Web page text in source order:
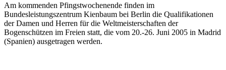
Am kommenden Pfingstwochenende finden im
Bundesleistungszentrum Kienbaum bei Berlin die Qualifikationen
der Damen und Herren für die Weltmeisterschaften der
Bogenschützen im Freien statt, die vom 20.-26. Juni 2005 in Madrid
(Spanien) ausgetragen werden.